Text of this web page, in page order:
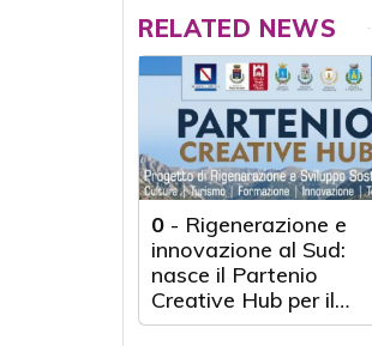
RELATED NEWS
0 - Rigenerazione e
innovazione al Sud:
nasce il Partenio
Creative Hub per il
rilancio del territorio